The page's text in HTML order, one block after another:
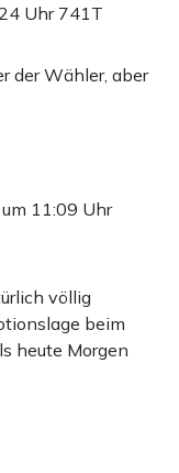
Uhr 741T
der Wähler, aber
11:09 Uhr
völlig
beim
heute Morgen